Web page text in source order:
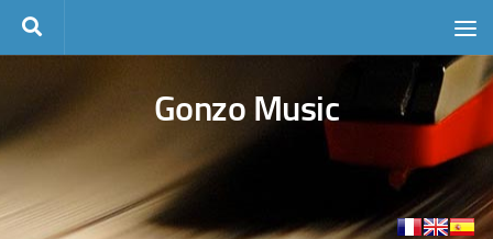
Skip to content
Gonzo Music